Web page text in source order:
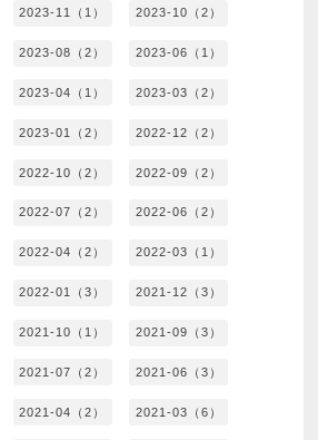
2023-11（1） 2023-10（2）
2023-08（2） 2023-06（1）
2023-04（1） 2023-03（2）
2023-01（2） 2022-12（2）
2022-10（2） 2022-09（2）
2022-07（2） 2022-06（2）
2022-04（2） 2022-03（1）
2022-01（3） 2021-12（3）
2021-10（1） 2021-09（3）
2021-07（2） 2021-06（3）
2021-04（2） 2021-03（6）